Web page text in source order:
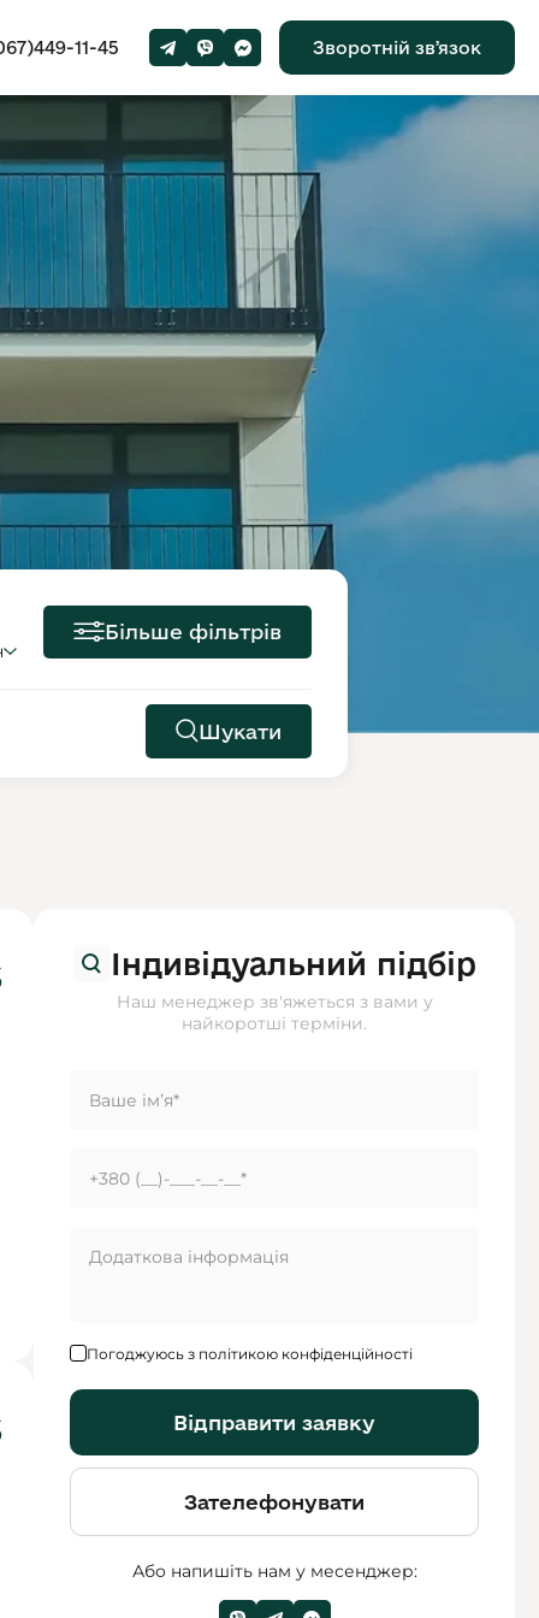
11-45 Зворотній звʼязок
Більше фільтрів
Шукати
Індивідуальний підбір
Наш менеджер зв'яжеться з вами у
найкоротші терміни.
Погоджуюсь з політикою конфіденційності
Відправити заявку
Зателефонувати
Або напишіть нам у месенджер: